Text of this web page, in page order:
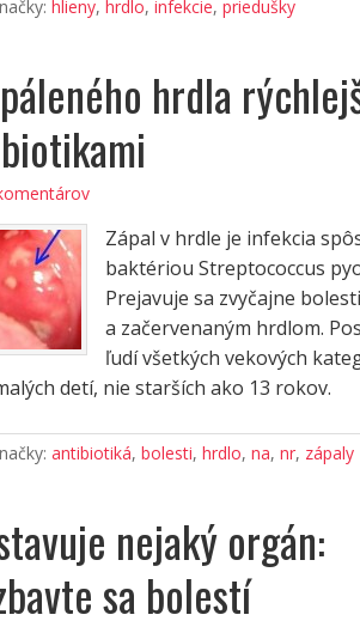
hlieny, hrdlo, infekcie, priedušky
hrdla
Zápal v hrdle je infekcia
baktériou Streptococcus
Prejavuje sa zvyčajne
a začervenaným hrdlom.
ľudí všetkých vekových
detí, nie starších ako 13 rokov.
antibiotiká, bolesti, hrdlo, na, nr, zápaly
nejaký orgán:
sa bolestí